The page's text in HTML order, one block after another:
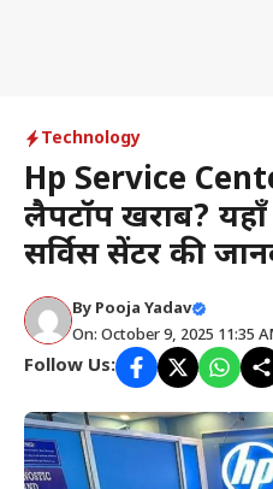
Technology
Hp Service
लैपटॉप खराब?
सर्विस सेंटर की
By Pooja Yadav
On: October 9, 2025 11:35
Follow Us: